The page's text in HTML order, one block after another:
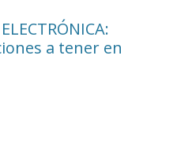
a tener en